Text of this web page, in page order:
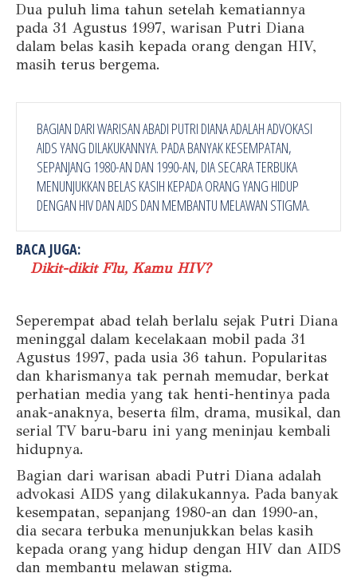
Dua puluh lima tahun setelah kematiannya
pada 31 Agustus 1997, warisan Putri Diana
dalam belas kasih kepada orang dengan HIV,
masih terus bergema.
BAGIAN DARI WARISAN ABADI PUTRI DIANA ADALAH ADVOKASI
AIDS YANG DILAKUKANNYA. PADA BANYAK KESEMPATAN,
SEPANJANG 1980-AN DAN 1990-AN, DIA SECARA TERBUKA
MENUNJUKKAN BELAS KASIH KEPADA ORANG YANG HIDUP
DENGAN HIV DAN AIDS DAN MEMBANTU MELAWAN STIGMA.
BACA JUGA:
Dikit-dikit Flu, Kamu HIV?
Seperempat abad telah berlalu sejak Putri Diana
meninggal dalam kecelakaan mobil pada 31
Agustus 1997, pada usia 36 tahun. Popularitas
dan kharismanya tak pernah memudar, berkat
perhatian media yang tak henti-hentinya pada
anak-anaknya, beserta film, drama, musikal, dan
serial TV baru-baru ini yang meninjau kembali
hidupnya.
Bagian dari warisan abadi Putri Diana adalah
advokasi AIDS yang dilakukannya. Pada banyak
kesempatan, sepanjang 1980-an dan 1990-an,
dia secara terbuka menunjukkan belas kasih
kepada orang yang hidup dengan HIV dan AIDS
dan membantu melawan stigma.